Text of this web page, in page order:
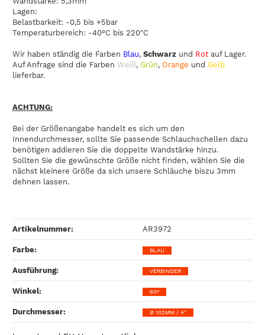
Lagen:
Belastbarkeit: -0,5 bis +5bar
Temperaturbereich: -40°C bis 220"C
Wir haben ständig die Farben Blau, Schwarz und Rot auf Lager.
Auf Anfrage sind die Farben Weiß, Grün, Orange und Gelb
lieferbar.
ACHTUNG:
Bei der Größenangabe handelt es sich um den
Innendurchmesser, sollte Sie passende Schlauchschellen dazu
benötigen addieren Sie die doppelte Wandstärke hinzu.
Sollten Sie die gewünschte Größe nicht finden, wählen Sie die
nächst kleinere Größe da sich unsere Schläuche biszu 3mm
dehnen lassen.
Artikelnummer: AR3972
Farbe‍: BLAU
Ausführung‍: VERBINDER
Winkel‍: 60°
Durchmesser‍: Ø 102MM / 4"